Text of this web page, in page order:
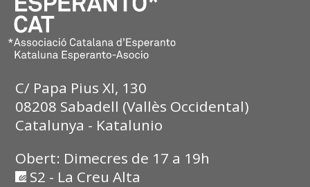
C/ Papa Pius XI, 130
08208 Sabadell (Vallès Occidental)
Catalunya - Katalunio
Obert: Dimecres de 17 a 19h
S2 - La Creu Alta